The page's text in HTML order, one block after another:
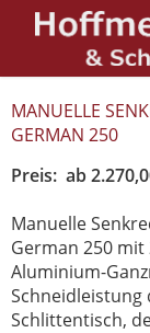
MANUELLE
GERMAN 250
Preis: ab
Manuelle
German 250
Aluminium-
Schlittentisch,